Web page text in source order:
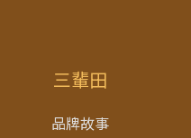
三輩田
品牌故事